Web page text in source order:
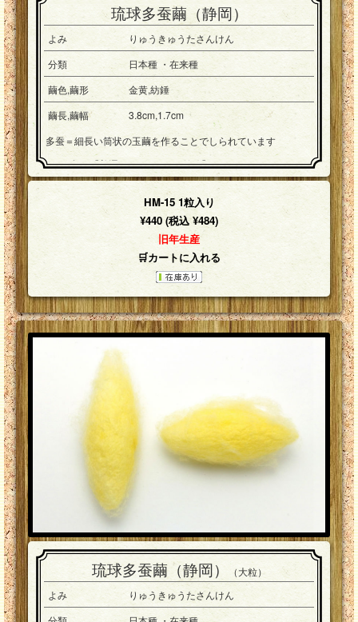
琉球多蚕繭（静岡）
よみ
りゅうきゅうたさんけん
分類
日本種 ・在来種
繭色,繭形
金黄,紡錘
繭長,繭幅
3.8cm,1.7cm
多蚕＝細長い筒状の玉繭を作ることでしられています
※一粒入り【普通サイズ3～4cm前後】
HM-15 1粒入り
¥440 (税込 ¥484)
旧年生産
🛒カートに入れる
琉球多蚕繭（静岡） （大粒）
よみ
りゅうきゅうたさんけん